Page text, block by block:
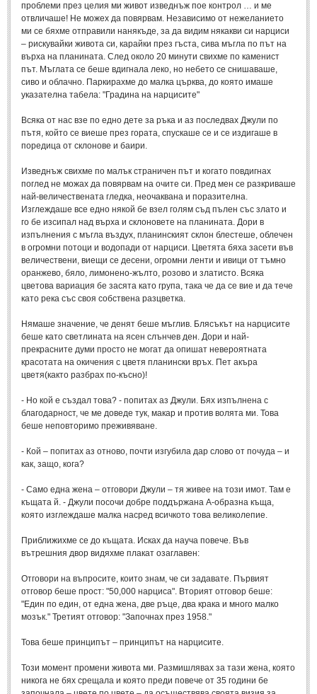
Осми март (11)
Баба Марта
Свети Валентин
Нова Година
Коледа
Сватбa
SMS-И
SMS-И
Любовни SMS-и (38)
Забавни SMS-и
SMS-и за приятели
МЪДРОСТИ
МЪДРОСТИ - КАТЕГОРИИ
Мъдрости за живота
Мъдрости за щастието (5)
Мъдрости на велики хора
Древногръцки афоризми
Древноримски афоризми
ФИЛОСОФИЯ
ФИЛОСОФИЯ
Философски мисли
Житейска философия (83)
Философия на любовта
проблеми през целия ми живот изведнъж пое контрол … и ме
отвличаше! Не можех да повярвам. Независимо от нежеланието
ми се бяхме отправили нанякъде, за да видим някакви си нарциси
– рискувайки живота си, карайки през гъста, сива мъгла по път на
върха на планината. След около 20 минути свихме по каменист
път. Мъглата се беше вдигнала леко, но небето се снишаваше,
сиво и облачно. Паркирахме до малка църква, до която имаше
указателна табела: "Градина на нарцисите"
Всяка от нас взе по едно дете за ръка и аз последвах Джули по
пътя, който се виеше през гората, спускаше се и се издигаше в
поредица от склонове и баири.
Изведнъж свихме по малък страничен път и когато повдигнах
поглед не можах да повярвам на очите си. Пред мен се разкриваше
най-величествената гледка, неочаквана и поразителна.
Изглеждаше все едно някой бе взел голям съд пълен със злато и
го бе изсипал над върха и склоновете на планината. Дори в
изпълнения с мъгла въздух, планинският склон блестеше, облечен
в огромни потоци и водопади от нарциси. Цветята бяха засети във
величествени, виещи се десени, огромни ленти и ивици от тъмно
оранжево, бяло, лимонено-жълто, розово и златисто. Всяка
цветова вариация бе засята като група, така че да се вие и да тече
като река със своя собствена разцветка.
Нямаше значение, че денят беше мъглив. Блясъкът на нарцисите
беше като светлината на ясен слънчев ден. Дори и най-
прекрасните думи просто не могат да опишат невероятната
красотата на окичения с цветя планински връх. Пет акъра
цветя(както разбрах по-късно)!
- Но кой е създал това? - попитах аз Джули. Бях изпълнена с
благодарност, че ме доведе тук, макар и против волята ми. Това
беше неповторимо преживяване.
- Кой – попитах аз отново, почти изгубила дар слово от почуда – и
как, защо, кога?
- Само една жена – отговори Джули – тя живее на този имот. Там е
къщата й. - Джули посочи добре поддържана А-образна къща,
която изглеждаше малка насред всичкото това великолепие.
Приближихме се до къщата. Исках да науча повече. Във
вътрешния двор видяхме плакат озаглавен:
Отговори на въпросите, които знам, че си задавате. Първият
отговор беше прост: "50,000 нарциса". Вторият отговор беше:
"Един по един, от една жена, две ръце, два крака и много малко
мозък." Третият отговор: "Започнах през 1958."
Това беше принципът – принципът на нарцисите.
Този момент промени живота ми. Размишлявах за тази жена, която
никога не бях срещала и която преди повече от 35 години бе